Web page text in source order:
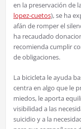
en la preservación de
lopez-cuetos), se ha
afán de romper el
ha recaudado
recomienda cumplir
de obligaciones.
La bicicleta le ayuda
centra en algo que le
miedos, le aporta
visibilidad a las
suicidio y a la